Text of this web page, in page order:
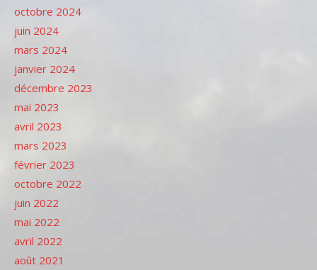
octobre 2024
juin 2024
mars 2024
janvier 2024
décembre 2023
mai 2023
avril 2023
mars 2023
février 2023
octobre 2022
juin 2022
mai 2022
avril 2022
août 2021